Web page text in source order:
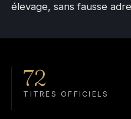
élevage, sans fausse
72
TITRES OFFICIELS